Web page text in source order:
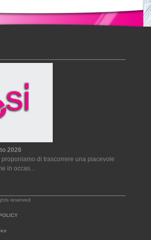
2026
proponiamo di trascorrere una piacevole
in occas...
reserved